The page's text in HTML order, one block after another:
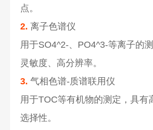
点。
2. 离子色谱仪
用于SO4^2-、PO4^3-等离子的
灵敏度、高分辨率。
3. 气相色谱-质谱联用仪
用于TOC等有机物的测定，具有
选择性。